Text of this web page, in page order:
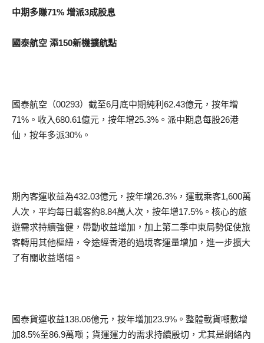
中期多賺71% 增派3成股息
國泰航空 添150新機擴航點
國泰航空（00293）截至6月底中期純利62.43億元，按年增
71%。收入680.61億元，按年增25.3%。派中期息每股26港
仙，按年多派30%。
期內客運收益為432.03億元，按年增26.3%，運載乘客1,600萬
人次，平均每日載客約8.84萬人次，按年增17.5%。核心的旅
遊需求持續強健，帶動收益增加，加上第二季中東局勢促使旅
客轉用其他樞紐，令途經香港的過境客運量增加，進一步擴大
了有關收益增幅。
國泰貨運收益138.06億元，按年增加23.9%。整體載貨噸數增
加8.5%至86.9萬噸；貨運運力的需求持續殷切，尤其是網絡內